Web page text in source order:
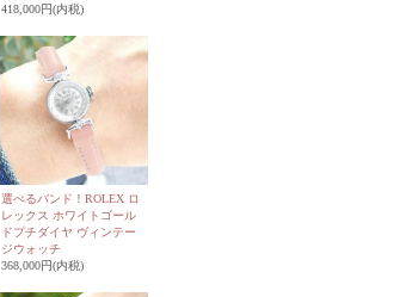
418,000円(内税)
選べるバンド！ROLEX ロ
レックス ホワイトゴール
ドプチダイヤ ヴィンテー
ジウォッチ
368,000円(内税)